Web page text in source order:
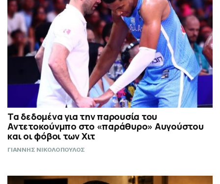
Τα δεδομένα για την παρουσία του
Αντετοκούνμπο στο «παράθυρο» Αυγούστου
και οι φόβοι των Χιτ
ΓΙΑΝΝΗΣ ΝΙΚΟΛΟΠΟΥΛΟΣ